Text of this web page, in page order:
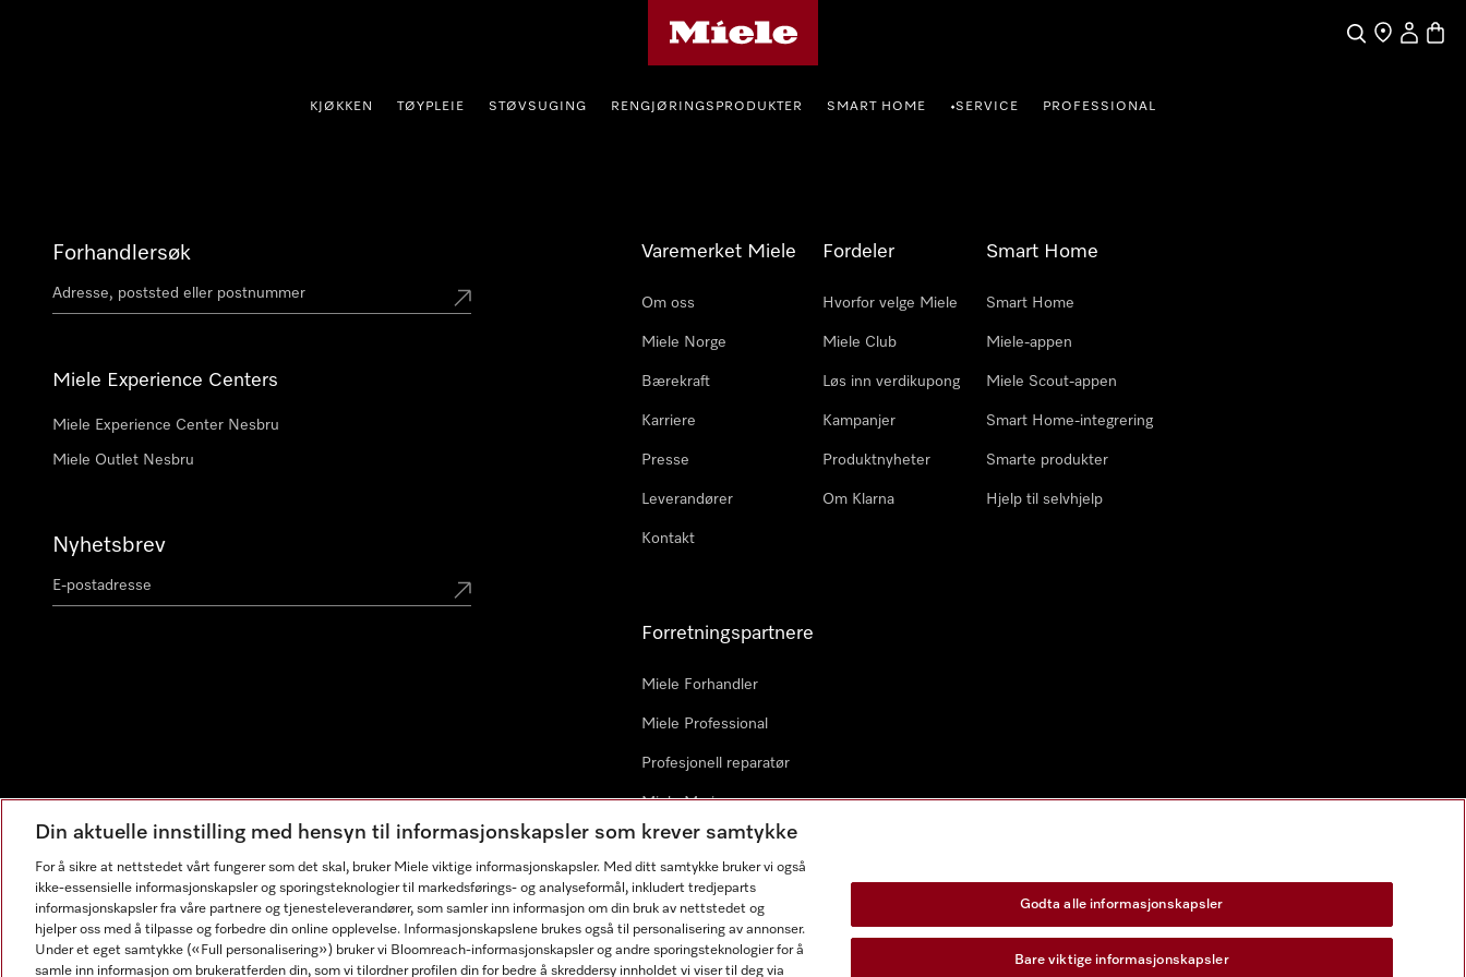
Søk
Finn enMin Konto
KJØKKEN TØYPLEIE STØVSUGING RENGJØRINGSPRODUKTER SMART HOME •SERVICE PROFESSIONAL
Forhandlersøk
Miele Experience Centers
Miele Experience Center Nesbru
Miele Outlet Nesbru
Nyhetsbrev
Varemerket Miele
Om oss
Miele Norge
Bærekraft
Karriere
Presse
Leverandører
Kontakt
Fordeler
Hvorfor velge Miele
Miele Club
Løs inn verdikupong
Kampanjer
Produktnyheter
Om Klarna
Smart Home
Smart Home
Miele-appen
Miele Scout-appen
Smart Home-integrering
Smarte produkter
Hjelp til selvhjelp
Forretningspartnere
Miele Forhandler
Miele Professional
Profesjonell reparatør
Miele Marine
Arkitekter & byggherrer
Din aktuelle innstilling med hensyn til informasjonskapsler som krever samtykke
For å sikre at nettstedet vårt fungerer som det skal, bruker Miele viktige informasjonskapsler. Med ditt samtykke bruker vi også
ikke-essensielle informasjonskapsler og sporingsteknologier til markedsførings- og analyseformål, inkludert tredjeparts
informasjonskapsler fra våre partnere og tjenesteleverandører, som samler inn informasjon om din bruk av nettstedet og
hjelper oss med å tilpasse og forbedre din online opplevelse. Informasjonskapslene brukes også til personalisering av annonser.
Under et eget samtykke («Full personalisering») bruker vi Bloomreach-informasjonskapsler og andre sporingsteknologier for å
samle inn informasjon om brukeratferden din, som vi tilordner profilen din for bedre å skreddersy innholdet vi viser til deg via
Godta alle informasjonskapsler
Bare viktige informasjonskapsler